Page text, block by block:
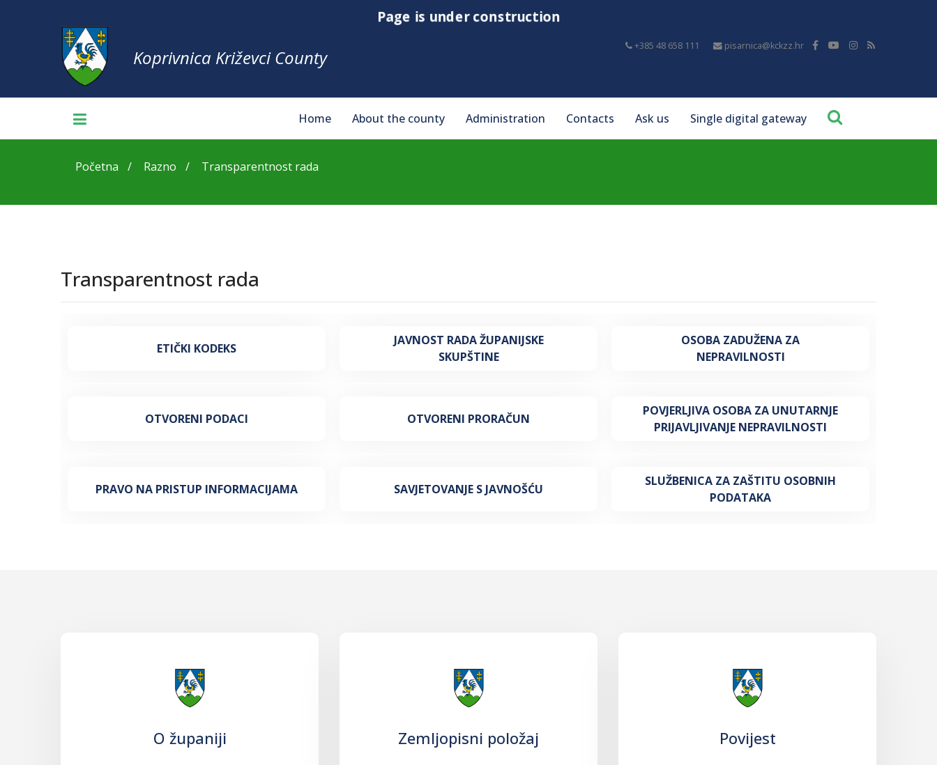
Page is under construction
+385 48 658 111 pisarnica@kckzz.hr
Koprivnica Križevci County
Home About the county Administration Contacts Ask us Single digital gateway
Početna Razno Transparentnost rada
Transparentnost rada
ETIČKI KODEKS
JAVNOST RADA ŽUPANIJSKE
SKUPŠTINE
OSOBA ZADUŽENA ZA
NEPRAVILNOSTI
OTVORENI PODACI OTVORENI PRORAČUN
POVJERLJIVA OSOBA ZA UNUTARNJE
PRIJAVLJIVANJE NEPRAVILNOSTI
PRAVO NA PRISTUP INFORMACIJAMA SAVJETOVANJE S JAVNOŠĆU
SLUŽBENICA ZA ZAŠTITU OSOBNIH
PODATAKA
O županiji Zemljopisni položaj Povijest